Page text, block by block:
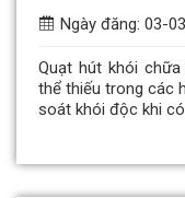
Ngày đăng: 03-
Quạt hút khói
thể thiếu trong các
soát khói độc khi có